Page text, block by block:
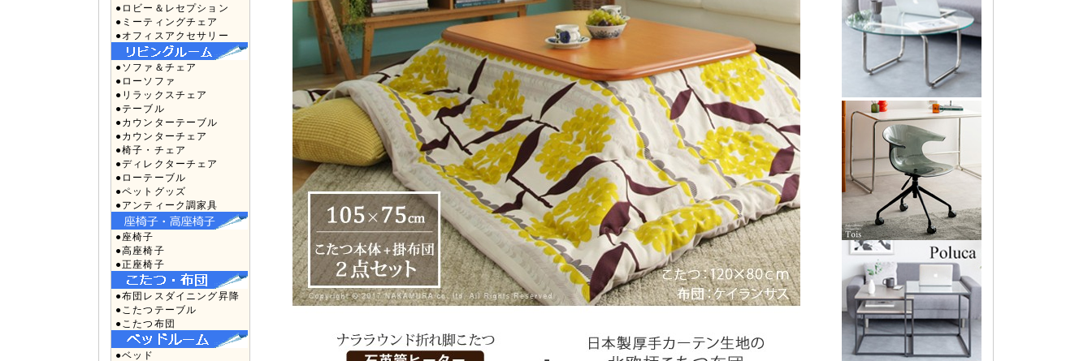
●ロビー＆レセプション
●ミーティングチェア
●オフィスアクセサリー
●ソファ＆チェア
●ローソファ
●リラックスチェア
●テーブル
●カウンターテーブル
●カウンターチェア
●椅子・チェア
●ディレクターチェア
●ローテーブル
●ペットグッズ
●アンティーク調家具
●座椅子
●高座椅子
●正座椅子
●布団レスダイニング昇降
●こたつテーブル
●こたつ布団
●ベッド